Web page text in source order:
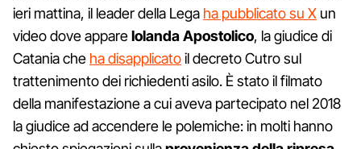
ieri mattina, il leader della Lega ha pubblicato su X un
video dove appareIolanda Apostolico, la giudice di
Catania che ha disapplicatoil decreto Cutro sul
trattenimento dei richiedenti asilo. È stato il filmato
della manifestazione a cui aveva partecipato nel 2018
la giudice ad accendere le polemiche: in molti hanno